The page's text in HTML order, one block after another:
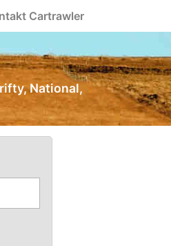
Cartrawler
National,